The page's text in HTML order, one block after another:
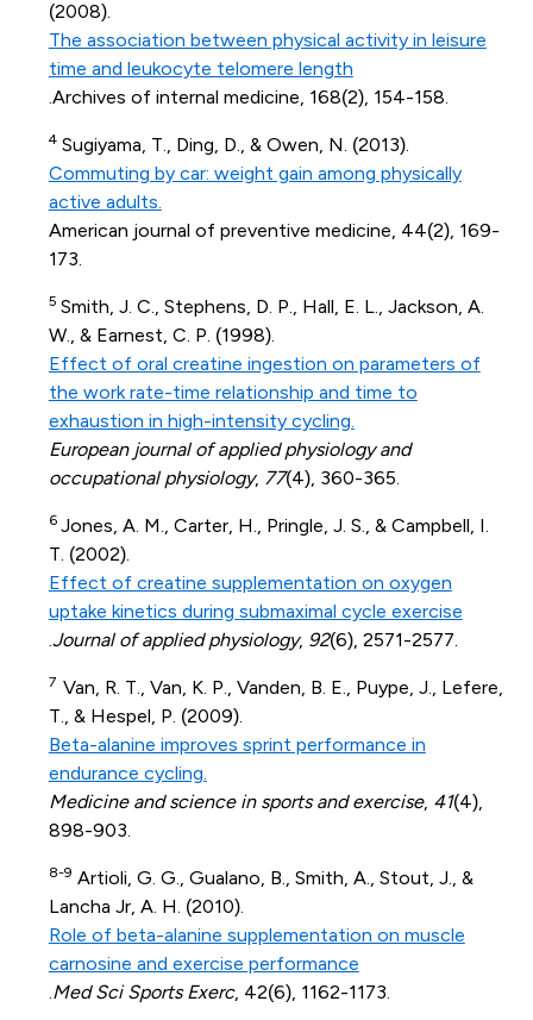
(2008).
The association between physical activity in leisure
time and leukocyte telomere length
.Archives of internal medicine, 168(2), 154-158.
4Sugiyama, T., Ding, D., & Owen, N. (2013).
Commuting by car: weight gain among physically
active adults.
American journal of preventive medicine, 44(2), 169-
173.
5 Smith, J. C., Stephens, D. P., Hall, E. L., Jackson, A.
W., & Earnest, C. P. (1998).
Effect of oral creatine ingestion on parameters of
the work rate-time relationship and time to
exhaustion in high-intensity cycling.
European journal of applied physiology and
occupational physiology, 77(4), 360-365.
6 Jones, A. M., Carter, H., Pringle, J. S., & Campbell, I.
T. (2002).
Effect of creatine supplementation on oxygen
uptake kinetics during submaximal cycle exercise
Journal of applied physiology, 92(6), 2571-2577.
7 Van, R. T., Van, K. P., Vanden, B. E., Puype, J., Lefere,
T., & Hespel, P. (2009).
Beta-alanine improves sprint performance in
endurance cycling.
Medicine and science in sports and exercise, 41(4),
898-903.
8-9 Artioli, G. G., Gualano, B., Smith, A., Stout, J., &
Lancha Jr, A. H. (2010).
Role of beta-alanine supplementation on muscle
carnosine and exercise performance
Med Sci Sports Exerc, 42(6), 1162-1173.